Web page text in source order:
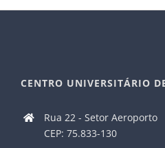
CENTRO UNIVERSITÁRIO
Rua 22 - Setor Aeroporto
CEP: 75.833-130